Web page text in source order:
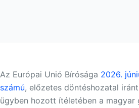
Az Európai Unió Bírósága 2026.
számú, előzetes döntéshozatal
ügyben hozott ítéletében a magyar